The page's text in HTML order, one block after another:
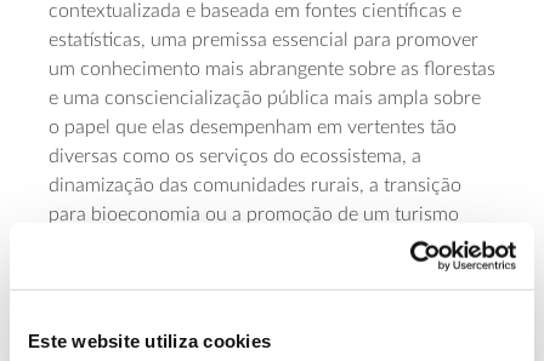
Este website utiliza cookies
contextualizada e baseada em fontes científicas e
estatísticas, uma premissa essencial para promover
um conhecimento mais abrangente sobre as florestas
e uma consciencialização pública mais ampla sobre
o papel que elas desempenham em vertentes tão
diversas como os serviços do ecossistema, a
dinamização das comunidades rurais, a transição
para bioeconomia ou a promoção de um turismo
Refira-se que mais de 180 mil pessoas já recorrem à
um número que se pretende consolidar para